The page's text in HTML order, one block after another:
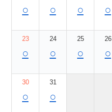
○ ○ ○ ○
23
○
24
○
25
○
26
○
30
○
31
○